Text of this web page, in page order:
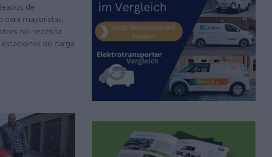
de
para mayoristas,
no necesita
de carga